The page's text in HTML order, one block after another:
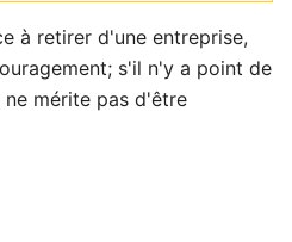
à retirer d'une entreprise,
s'il n'y a point de
mérite pas d'être